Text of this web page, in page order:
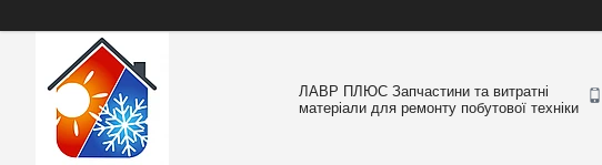
ЛАВР ПЛЮС Запчастини та витратні
матеріали для ремонту побутової техніки